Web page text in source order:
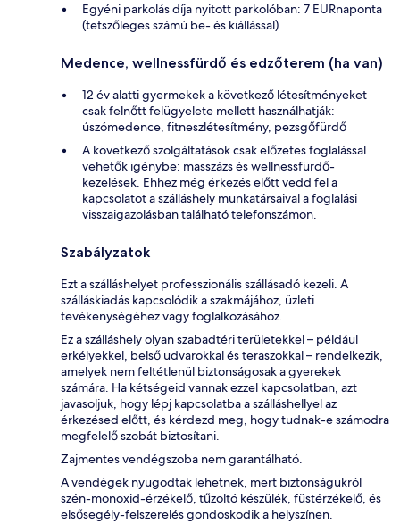
Egyéni parkolás díja nyitott parkolóban: 7 EURnaponta
(tetszőleges számú be- és kiállással)
Medence, wellnessfürdő és edzőterem (ha van)
12 év alatti gyermekek a következő létesítményeket
csak felnőtt felügyelete mellett használhatják:
úszómedence, fitneszlétesítmény, pezsgőfürdő
A következő szolgáltatások csak előzetes foglalással
vehetők igénybe: masszázs és wellnessfürdő-
kezelések. Ehhez még érkezés előtt vedd fel a
kapcsolatot a szálláshely munkatársaival a foglalási
visszaigazolásban található telefonszámon.
Szabályzatok
Ezt a szálláshelyet professzionális szállásadó kezeli. A
szálláskiadás kapcsolódik a szakmájához, üzleti
tevékenységéhez vagy foglalkozásához.
Ez a szálláshely olyan szabadtéri területekkel – például
erkélyekkel, belső udvarokkal és teraszokkal – rendelkezik,
amelyek nem feltétlenül biztonságosak a gyerekek
számára. Ha kétségeid vannak ezzel kapcsolatban, azt
javasoljuk, hogy lépj kapcsolatba a szálláshellyel az
érkezésed előtt, és kérdezd meg, hogy tudnak-e számodra
megfelelő szobát biztosítani.
Zajmentes vendégszoba nem garantálható.
A vendégek nyugodtak lehetnek, mert biztonságukról
szén-monoxid-érzékelő, tűzoltó készülék, füstérzékelő, és
elsősegély-felszerelés gondoskodik a helyszínen.